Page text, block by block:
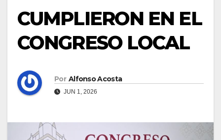
CUMPLIERON EN EL
CONGRESO LOCAL
Por Alfonso Acosta
JUN 1, 2026